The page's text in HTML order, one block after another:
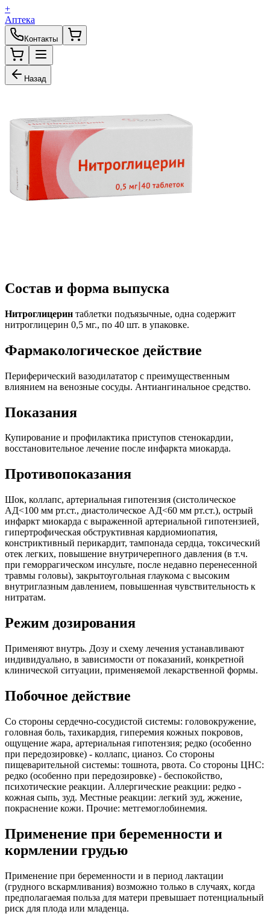
+
Аптека
Контакты
Назад
Состав и форма выпуска
Нитроглицерин таблетки подъязычные, одна содержит
нитроглицерин 0,5 мг., по 40 шт. в упаковке.
Фармакологическое действие
Периферический вазодилататор с преимущественным
влиянием на венозные сосуды. Антиангинальное средство.
Показания
Купирование и профилактика приступов стенокардии,
восстановительное лечение после инфаркта миокарда.
Противопоказания
Шок, коллапс, артериальная гипотензия (систолическое
АД<100 мм рт.ст., диастолическое АД<60 мм рт.ст.), острый
инфаркт миокарда с выраженной артериальной гипотензией,
гипертрофическая обструктивная кардиомиопатия,
констриктивный перикардит, тампонада сердца, токсический
отек легких, повышение внутричерепного давления (в т.ч.
при геморрагическом инсульте, после недавно перенесенной
травмы головы), закрытоугольная глаукома с высоким
внутриглазным давлением, повышенная чувствительность к
нитратам.
Режим дозирования
Применяют внутрь. Дозу и схему лечения устанавливают
индивидуально, в зависимости от показаний, конкретной
клинической ситуации, применяемой лекарственной формы.
Побочное действие
Со стороны сердечно-сосудистой системы: головокружение,
головная боль, тахикардия, гиперемия кожных покровов,
ощущение жара, артериальная гипотензия; редко (особенно
при передозировке) - коллапс, цианоз. Со стороны
пищеварительной системы: тошнота, рвота. Со стороны ЦНС:
редко (особенно при передозировке) - беспокойство,
психотические реакции. Аллергические реакции: редко -
кожная сыпь, зуд. Местные реакции: легкий зуд, жжение,
покраснение кожи. Прочие: метгемоглобинемия.
Применение при беременности и
кормлении грудью
Применение при беременности и в период лактации
(грудного вскармливания) возможно только в случаях, когда
предполагаемая польза для матери превышает потенциальный
риск для плода или младенца.